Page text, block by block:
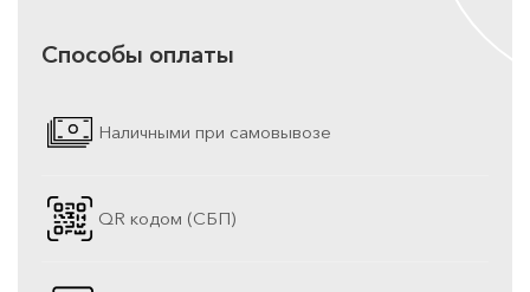
Способы оплаты
Наличными при самовывозе
QR кодом (СБП)